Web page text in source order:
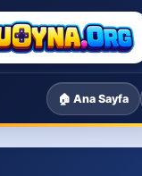
🏠 Ana Sayfa